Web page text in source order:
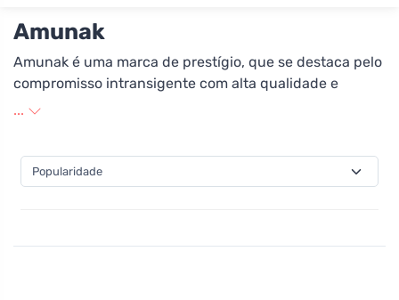
Amunak
Amunak é uma marca de prestígio, que se destaca pelo
compromisso intransigente com alta qualidade e
inovação em seu campo. Com ênfase nos detalhes e
expectativas dos clientes. No desenvolvimento de seus
produtos, busca inspiração nos valores tradicionais,
...